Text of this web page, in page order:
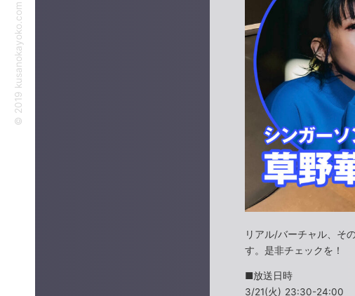
リアル/バーチャル、そ
す。是非チェックを！
■放送日時
3/21(火) 23:30-24:00
©︎ 2019 kusanokayoko.com